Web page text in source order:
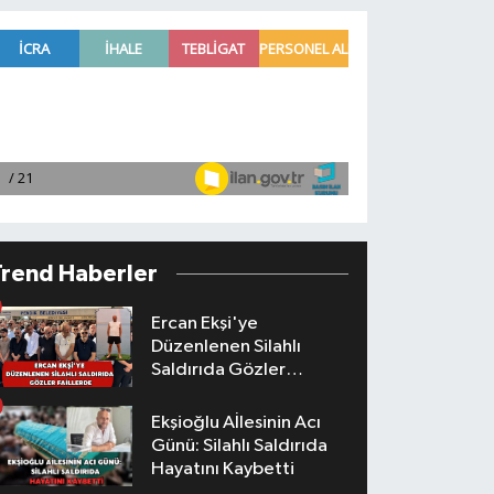
Haberler
Ercan Ekşi'ye
Düzenlenen Silahlı
Saldırıda Gözler
Ekşioğlu Aİlesinin Acı
Günü: Silahlı Saldırıda
Hayatını Kaybetti